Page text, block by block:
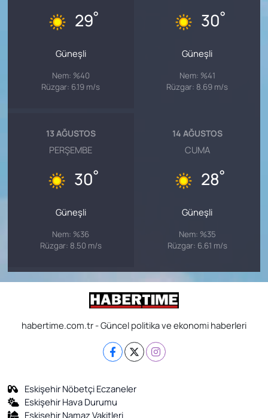
29°
Güneşli
Nem: %40
Rüzgar: 6.19 m/s
30°
Güneşli
Nem: %41
Rüzgar: 8.69 m/s
13 AĞUSTOS
PERŞEMBE
30°
Güneşli
Nem: %36
Rüzgar: 8.50 m/s
14 AĞUSTOS
CUMA
28°
Güneşli
Nem: %35
Rüzgar: 6.61 m/s
habertime.com.tr - Güncel politika ve ekonomi haberleri
Eskişehir Nöbetçi Eczaneler
Eskişehir Hava Durumu
Eskişehir Namaz Vakitleri